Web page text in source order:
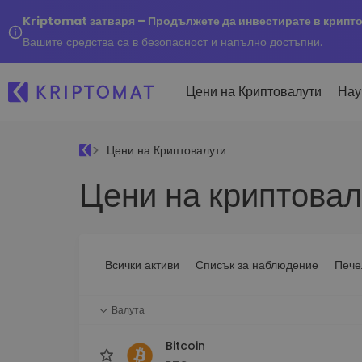
Kriptomat затваря – Продължете да инвестирате в
Вашите средства са в безопасност и напълно достъпни.
Цени на Криптовалути
Всички цени
Над 300+ криптовалути
инвестиране
Купуване и
криптовалута
Над 1 000 опции за
Цени на Криптовалути
Цени на
Всички активи Списък за наблюдение
Валута
Bitcoin